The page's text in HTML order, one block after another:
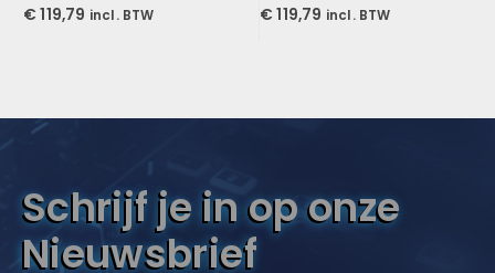
0out of 5
€ 119,79 incl. BTW 0out of 5
€ 119,79 incl. BTW
Schrijf je in op onze
Nieuwsbrief